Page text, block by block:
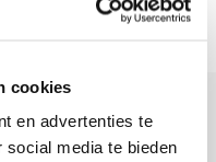
cookies
en advertenties te
media te bieden